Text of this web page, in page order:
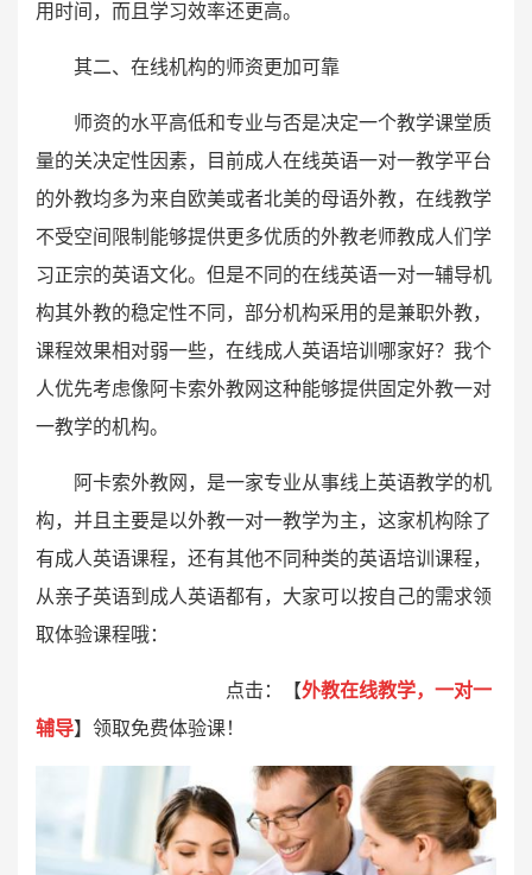
用时间，而且学习效率还更高。
其二、在线机构的师资更加可靠
师资的水平高低和专业与否是决定一个教学课堂质
量的关决定性因素，目前成人在线英语一对一教学平台
的外教均多为来自欧美或者北美的母语外教，在线教学
不受空间限制能够提供更多优质的外教老师教成人们学
习正宗的英语文化。但是不同的在线英语一对一辅导机
构其外教的稳定性不同，部分机构采用的是兼职外教，
课程效果相对弱一些，在线成人英语培训哪家好？我个
人优先考虑像阿卡索外教网这种能够提供固定外教一对
一教学的机构。
阿卡索外教网，是一家专业从事线上英语教学的机
构，并且主要是以外教一对一教学为主，这家机构除了
有成人英语课程，还有其他不同种类的英语培训课程，
从亲子英语到成人英语都有，大家可以按自己的需求领
取体验课程哦：
点击：【外教在线教学，一对一
辅导】领取免费体验课！